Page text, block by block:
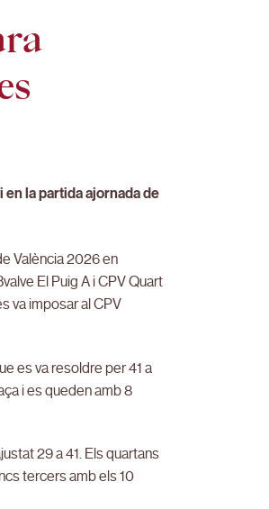
la partida ajornada de
València 2026 en
El Puig A i CPV Quart
va imposar al CPV
es va resoldre per 41 a
i es queden amb 8
29 a 41. Els quartans
tercers amb els 10